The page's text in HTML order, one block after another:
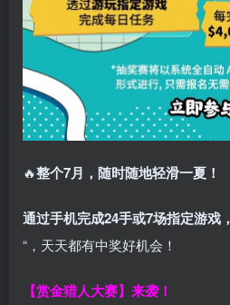
🔥整个7月，随时随地轻滑一夏！
通过手机完成24手或7场指定游戏，
“，天天都有中奖好机会！
【赏金猎人大赛】来袭！